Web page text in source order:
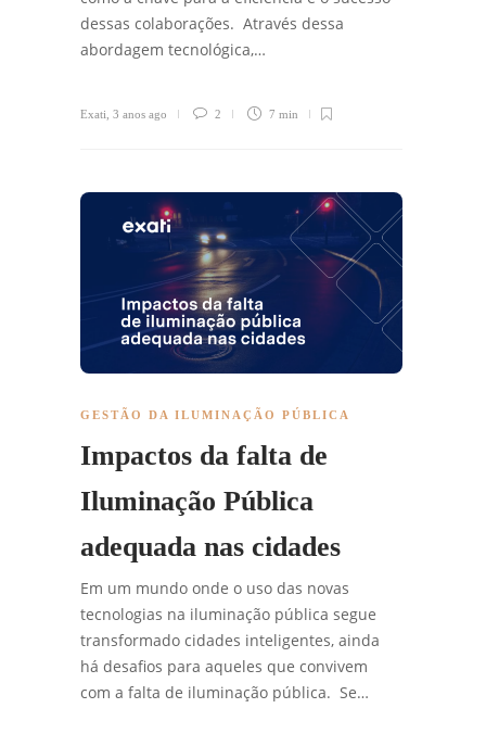
dessas colaborações. Através dessa
abordagem tecnológica,…
Exati 3 anos ago 2 7 min
GESTÃO DA ILUMINAÇÃO PÚBLICA
Impactos da falta de
Iluminação Pública
adequada nas cidades
Em um mundo onde o uso das novas
tecnologias na iluminação pública segue
transformado cidades inteligentes, ainda
há desafios para aqueles que convivem
com a falta de iluminação pública. Se…